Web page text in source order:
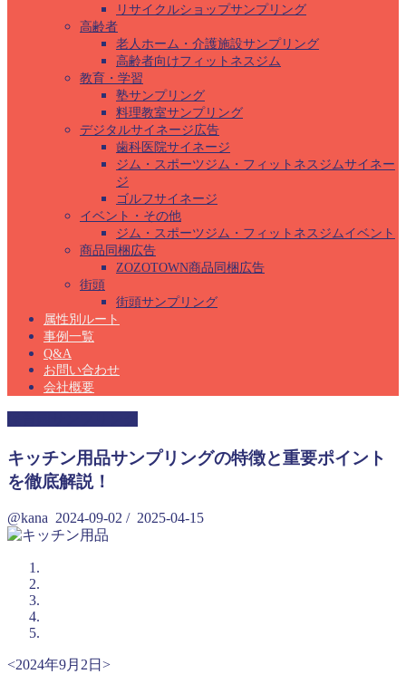
リサイクルショップサンプリング
高齢者
老人ホーム・介護施設サンプリング
高齢者向けフィットネスジム
教育・学習
塾サンプリング
料理教室サンプリング
デジタルサイネージ広告
歯科医院サイネージ
ジム・スポーツジム・フィットネスジムサイネー
ジ
ゴルフサイネージ
イベント・その他
ジム・スポーツジム・フィットネスジムイベント
商品同梱広告
ZOZOTOWN商品同梱広告
街頭
街頭サンプリング
属性別ルート
事例一覧
Q&A
お問い合わせ
会社概要
キッチン用品サンプリングの特徴と重要ポイント
を徹底解説！
@kana 2024-09-02 / 2025-04-15
<2024年9月2日>